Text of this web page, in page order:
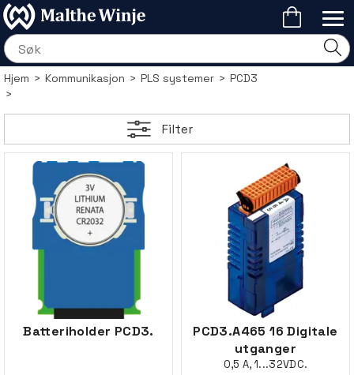
Hjem>Kommunikasjon>PLS systemer>PCD3
>
Filter
Batteriholder PCD3.
PCD3.A465 16 Digitale
utganger
0,5 A, 1...32VDC.